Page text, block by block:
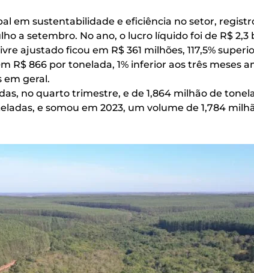
em sustentabilidade e eficiência no setor,
a setembro. No ano, o lucro líquido foi de R$ 2,3
ajustado ficou em R$ 361 milhões, 117,5%
R$ 866 por tonelada, 1% inferior aos três
em geral.
no quarto trimestre, e de 1,864 milhão de
e somou em 2023, um volume de 1,784